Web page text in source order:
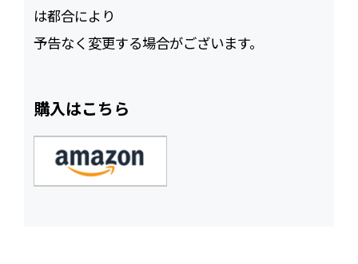
は都合により
予告なく変更する場合がございます。
購入はこちら